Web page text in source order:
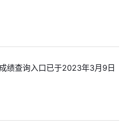
绩查询入口已于2023年3月9日